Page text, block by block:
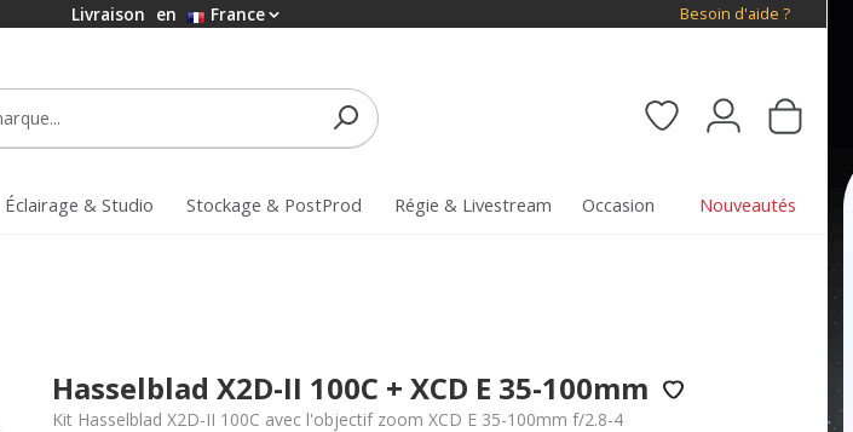
Livraison en France Besoin d'aide ?
Éclairage & Studio Stockage & PostProd Régie & Livestream Occasion Nouveautés
Hasselblad X2D-II 100C + XCD E 35-100mm
Kit Hasselblad X2D-II 100C avec l'objectif zoom XCD E 35-100mm f/2.8-4